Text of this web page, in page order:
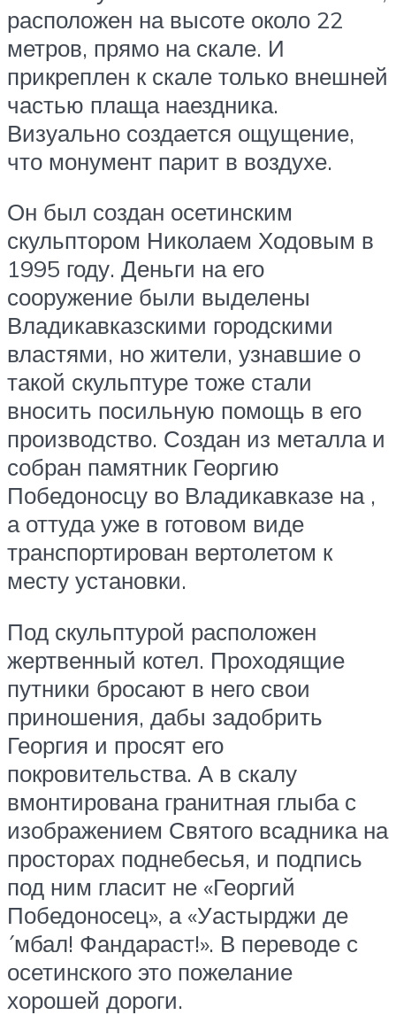
расположен на высоте около 22
метров, прямо на скале. И
прикреплен к скале только внешней
частью плаща наездника.
Визуально создается ощущение,
что монумент парит в воздухе.
Он был создан осетинским
скульптором Николаем Ходовым в
1995 году. Деньги на его
сооружение были выделены
Владикавказскими городскими
властями, но жители, узнавшие о
такой скульптуре тоже стали
вносить посильную помощь в его
производство. Создан из металла и
собран памятник Георгию
Победоносцу во Владикавказе на ,
а оттуда уже в готовом виде
транспортирован вертолетом к
месту установки.
Под скульптурой расположен
жертвенный котел. Проходящие
путники бросают в него свои
приношения, дабы задобрить
Георгия и просят его
покровительства. А в скалу
вмонтирована гранитная глыба с
изображением Святого всадника на
просторах поднебесья, и подпись
под ним гласит не «Георгий
Победоносец», а «Уастырджи де
´мбал! Фандараст!». В переводе с
осетинского это пожелание
хорошей дороги.